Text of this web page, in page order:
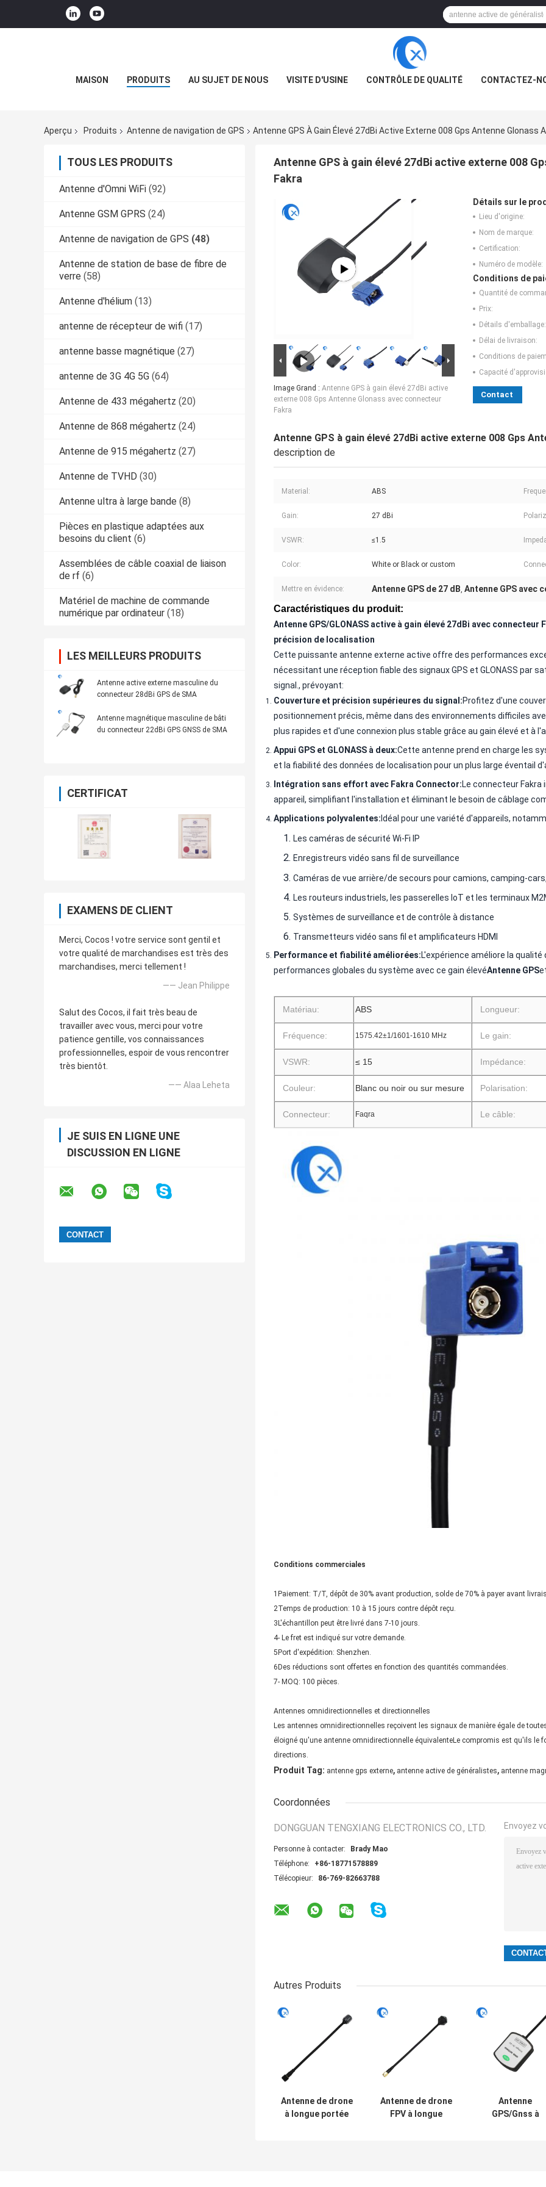
MAISON PRODUITS AU SUJET DE NOUS VISITE D'USINE CONTRÔLE DE QUALITÉ CONTACTEZ-
Aperçu Produits Antenne de navigation de GPS Antenne GPS À Gain Élevé 27dBi Active Externe 008 Gps Antenne Glonass
TOUS LES PRODUITS
Antenne d'Omni WiFi (92)
Antenne GSM GPRS (24)
Antenne de navigation de GPS (48)
Antenne de station de base de fibre de
verre (58)
Antenne d'hélium (13)
antenne de récepteur de wifi (17)
antenne basse magnétique (27)
antenne de 3G 4G 5G (64)
Antenne de 433 mégahertz (20)
Antenne de 868 mégahertz (24)
Antenne de 915 mégahertz (27)
Antenne de TVHD (30)
Antenne ultra à large bande (8)
Pièces en plastique adaptées aux
besoins du client (6)
Assemblées de câble coaxial de liaison
de rf (6)
Matériel de machine de commande
numérique par ordinateur (18)
LES MEILLEURS PRODUITS
Antenne active externe masculine du
connecteur 28dBi GPS de SMA
Antenne magnétique masculine de bâti
du connecteur 22dBi GPS GNSS de SMA
CERTIFICAT
EXAMENS DE CLIENT
Merci, Cocos ! votre service sont gentil et
votre qualité de marchandises est très des
marchandises, merci tellement !
—— Jean Philippe
Salut des Cocos, il fait très beau de
travailler avec vous, merci pour votre
patience gentille, vos connaissances
professionnelles, espoir de vous rencontrer
très bientôt.
—— Alaa Leheta
JE SUIS EN LIGNE UNE
DISCUSSION EN LIGNE
Antenne GPS à gain élevé 27dBi active externe 008
Fakra
Image Grand : Antenne GPS à gain élevé 27dBi active
externe 008 Gps Antenne Glonass avec connecteur
Fakra
Détails sur le
Lieu d'origine:
Nom de marque:
Certification:
Numéro de modèle:
Conditions de
Quantité de
Prix:
Détails d'emballage:
Délai de livraison:
Conditions de
Capacité
Contact
Antenne GPS à gain élevé 27dBi active externe 008 Gps
description de
Material: ABS
Gain: 27 dBi
VSWR: ≤1.5
Color: White or Black or custom
Mettre en évidence: Antenne GPS de 27 dB, Antenne GPS avec
Caractéristiques du produit:
Antenne GPS/GLONASS active à gain élevé 27dBi avec
précision de localisation
Cette puissante antenne externe active offre des performances
nécessitant une réception fiable des signaux GPS et GLONASS par
signal., prévoyant:
Couverture et précision supérieures du signal:Profitez d'une
positionnement précis, même dans des environnements difficiles
plus rapides et d'une connexion plus stable grâce au gain élevé et à
Appui GPS et GLONASS à deux:Cette antenne prend en charge les
et la fiabilité des données de localisation pour un plus large éventail
Intégration sans effort avec Fakra Connector:Le connecteur
appareil, simplifiant l'installation et éliminant le besoin de câblage
Applications polyvalentes: Idéal pour une variété d'appareils,
Les caméras de sécurité Wi-Fi IP
Enregistreurs vidéo sans fil de surveillance
Caméras de vue arrière/de secours pour camions, camping-
Les routeurs industriels, les passerelles IoT et les terminaux
Systèmes de surveillance et de contrôle à distance
Transmetteurs vidéo sans fil et amplificateurs HDMI
Performance et fiabilité améliorées:L'expérience améliore la
performances globales du système avec ce gain élevéAntenne GPS
Matériau: ABS Longueur:
Fréquence: 1575.42±1/1601-1610 MHz Le gain:
VSWR: ≤ 15 Impédance:
Couleur: Blanc ou noir ou sur mesure Polarisation:
Connecteur: Faqra Le câble:
Conditions commerciales
1Paiement: T/T, dépôt de 30% avant production, solde de 70% à payer avant
2Temps de production: 10 à 15 jours contre dépôt reçu.
3L'échantillon peut être livré dans 7-10 jours.
4- Le fret est indiqué sur votre demande.
5Port d'expédition: Shenzhen.
6Des réductions sont offertes en fonction des quantités commandées.
7- MOQ: 100 pièces.
Antennes omnidirectionnelles et directionnelles
Les antennes omnidirectionnelles reçoivent les signaux de manière égale de
éloigné qu'une antenne omnidirectionnelle équivalenteLe compromis est qu'ils
directions.
Produit Tag: antenne gps externe, antenne active de généralistes, antenne
Coordonnées
DONGGUAN TENGXIANG ELECTRONICS CO., LTD.
Personne à contacter:
Brady Mao
Téléphone:
+86-18771578889
Télécopieur:
86-769-82663788
Envoyez
Autres Produits
Antenne de drone
à longue portée
Antenne de drone
FPV à longue
Antenne
GPS/Gnss à